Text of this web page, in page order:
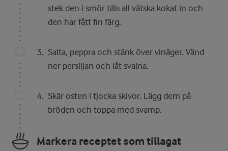
stek den i smör tills all vätska kokat in och
den har fått fin färg.
Salta, peppra och stänk över vinäger. Vänd
ner persiljan och låt svalna.
Skär osten i tjocka skivor. Lägg dem på
bröden och toppa med svamp.
Markera receptet som tillagat